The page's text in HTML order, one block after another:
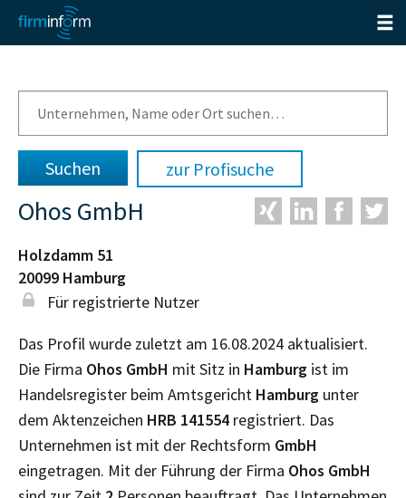
zur Profisuche
Ohos GmbH
Holzdamm 51
20099 Hamburg
Für registrierte Nutzer
Das Profil wurde zuletzt am 16.08.2024 aktualisiert.
Die Firma Ohos GmbH mit Sitz in Hamburg ist im
Handelsregister beim Amtsgericht Hamburg unter
dem Aktenzeichen HRB 141554 registriert. Das
Unternehmen ist mit der Rechtsform GmbH
eingetragen. Mit der Führung der Firma Ohos GmbH